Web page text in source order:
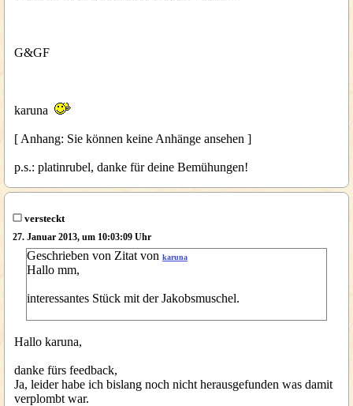
G&GF
karuna
[ Anhang: Sie können keine Anhänge ansehen ]
p.s.: platinrubel, danke für deine Bemühungen!
versteckt
27. Januar 2013, um 10:03:09 Uhr
Geschrieben von Zitat von karuna
Hallo mm,
interessantes Stück mit der Jakobsmuschel.
Hallo karuna,
danke fürs feedback,
Ja, leider habe ich bislang noch nicht herausgefunden was damit
verplombt war.